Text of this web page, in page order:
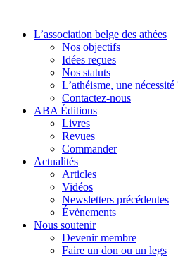
L’association belge des athées
Nos objectifs
Idées reçues
Nos statuts
L’athéisme, une nécessité
Contactez-nous
ABA Éditions
Livres
Revues
Commander
Actualités
Articles
Vidéos
Newsletters précédentes
Évènements
Nous soutenir
Devenir membre
Faire un don ou un legs